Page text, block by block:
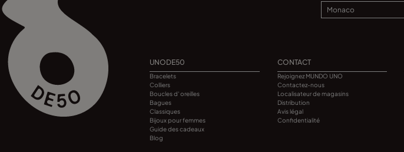
UNODE50
Bracelets
Colliers
Boucles d' oreilles
Bagues
Classiques
Bijoux pour femmes
Guide des cadeaux
Blog
CONTACT
Rejoignez MUNDO UNO
Contactez-nous
Localisateur de magasins
Distribution
Avis légal
Confidentialité